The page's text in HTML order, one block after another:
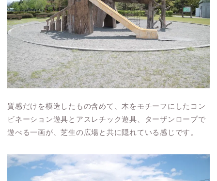
質感だけを模造したもの含めて、木をモチーフにしたコン
ビネーション遊具とアスレチック遊具、ターザンロープで
遊べる一画が、芝生の広場と共に隠れている感じです。